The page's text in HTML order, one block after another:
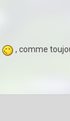
, comme